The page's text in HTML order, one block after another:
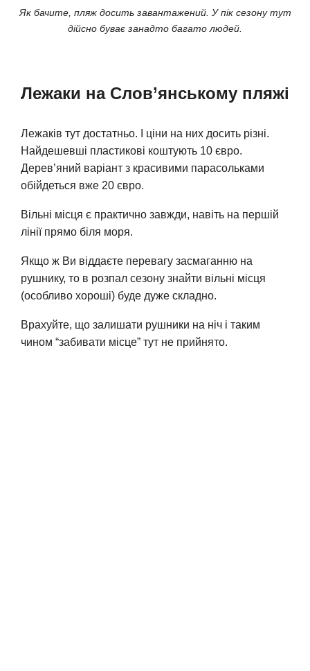
Як бачите, пляж досить завантажений. У пік сезону тут
дійсно буває занадто багато людей.
Лежаки на Слов’янському пляжі
Лежаків тут достатньо. І ціни на них досить різні.
Найдешевші пластикові коштують 10 євро.
Дерев’яний варіант з красивими парасольками
обійдеться вже 20 євро.
Вільні місця є практично завжди, навіть на першій
лінії прямо біля моря.
Якщо ж Ви віддаєте перевагу засмаганню на
рушнику, то в розпал сезону знайти вільні місця
(особливо хороші) буде дуже складно.
Врахуйте, що залишати рушники на ніч і таким
чином “забивати місце” тут не прийнято.